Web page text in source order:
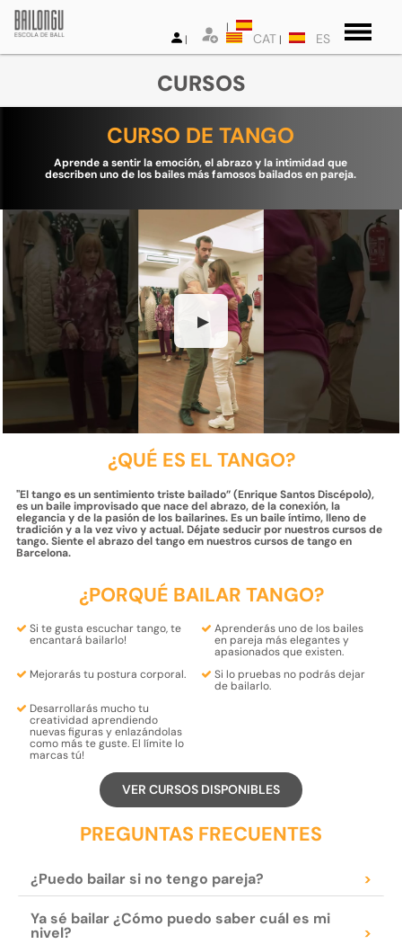
CAT ES
CURSOS
CURSO DE TANGO
Aprende a sentir la emoción, el abrazo y la intimidad que
describen uno de los bailes más famosos bailados en pareja.
▶
¿QUÉ ES EL TANGO?
''El tango es un sentimiento triste bailado” (Enrique Santos Discépolo),
es un baile improvisado que nace del abrazo, de la conexión, la
elegancia y de la pasión de los bailarines. Es un baile íntimo, lleno de
tradición y a la vez vivo y actual. Déjate seducir por nuestros cursos de
tango. Siente el abrazo del tango em nuestros cursos de tango en
Barcelona.
¿PORQUÉ BAILAR TANGO?
Si te gusta escuchar tango,te
encantará bailarlo!
Aprenderásuno de los bailes
en pareja más elegantes y
apasionadosque existen.
Mejorarás tu postura corporal. Si lo pruebasno podrás dejar
de bailarlo.
Desarrollarás mucho tu
creatividad aprendiendo
nuevas figuras y enlazándolas
como más te guste. El límite lo
marcas tú!
VER CURSOS DISPONIBLES
PREGUNTAS FRECUENTES
¿Puedo bailar si no tengo pareja? >
Ya sé bailar ¿Cómo puedo saber cuál es mi
nivel? >